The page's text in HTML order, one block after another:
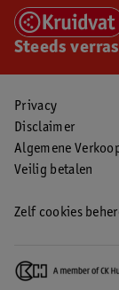
Steeds
Privacy
Disclaimer
Algemene
Veilig betalen
Zelf cookies